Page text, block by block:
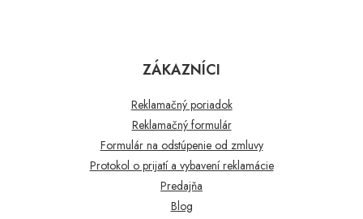
ZÁKAZNÍCI
Reklamačný poriadok
Reklamačný formulár
Formulár na odstúpenie od zmluvy
Protokol o prijatí a vybavení reklamácie
Predajňa
Blog